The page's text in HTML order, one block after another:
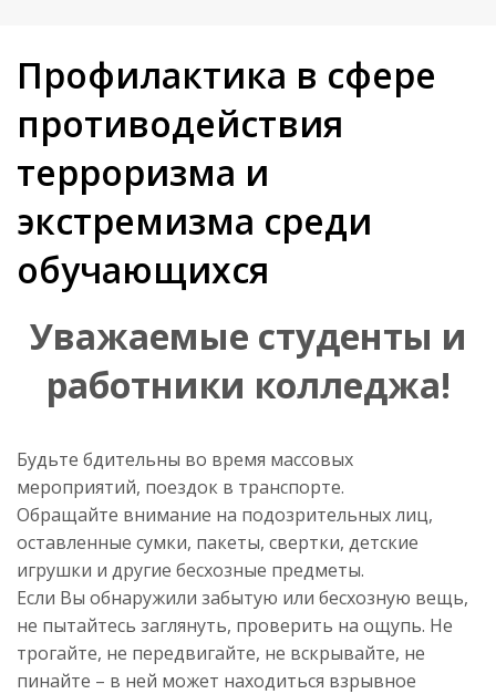
Профилактика в сфере
противодействия
терроризма и
экстремизма среди
обучающихся
Уважаемые студенты и
работники колледжа!
Будьте бдительны во время массовых
мероприятий, поездок в транспорте.
Обращайте внимание на подозрительных лиц,
оставленные сумки, пакеты, свертки, детские
игрушки и другие бесхозные предметы.
Если Вы обнаружили забытую или бесхозную вещь,
не пытайтесь заглянуть, проверить на ощупь. Не
трогайте, не передвигайте, не вскрывайте, не
пинайте – в ней может находиться взрывное